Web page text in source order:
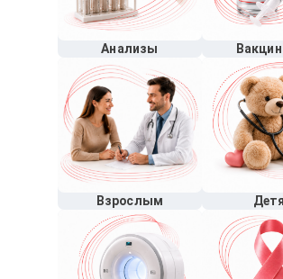
Анализы
Взрослым